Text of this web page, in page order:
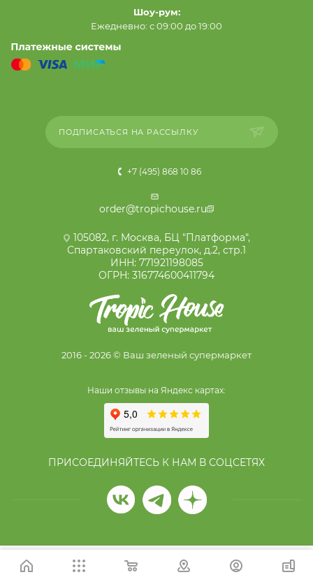
Шоу-рум:
Ежедневно: с 09:00 до 19:00
ПОДПИСАТЬСЯ НА РАССЫЛКУ
+7 (495) 868 10 86
order@tropichouse.ru
105082, г. Москва, БЦ "Платформа",
Спартаковский переулок, д.2, стр.1
ИНН: 771921198085
ОГРН: 316774600411794
2016 - 2026 © Ваш зеленый супермаркет
Наши отзывы на Яндекс картах:
ПРИСОЕДИНЯЙТЕСЬ К НАМ В СОЦСЕТЯХ